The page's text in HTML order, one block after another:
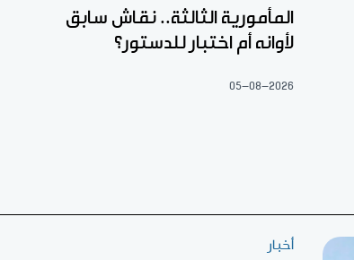
المأمورية الثالثة.. نقاش سابق
لأوانه أم اختبار للدستور؟
05-08-2026
أخبار